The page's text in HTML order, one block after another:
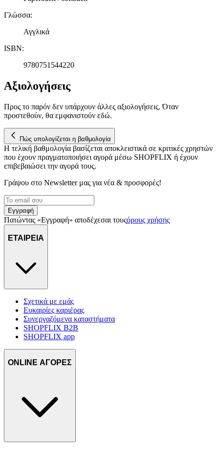
δικτύωσης, διαφημίσεων και ανάλυσης.
Γλώσσα:
Αγγλικά
ISBN:
9780751544220
Αξιολογήσεις
Προς το παρόν δεν υπάρχουν άλλες αξιολογήσεις. Όταν
προστεθούν, θα εμφανιστούν εδώ.
Πώς υπολογίζεται η βαθμολογία
Η τελική βαθμολογία βασίζεται αποκλειστικά σε κριτικές χρηστών
που έχουν πραγματοποιήσει αγορά μέσω SHOPFLIX ή έχουν
επιβεβαιώσει την αγορά τους.
Γράψου στο Νewsletter μας για νέα & προσφορές!
Εγγραφή
Πατώντας «Εγγραφή» αποδέχεσαι τουςόρους χρήσης
ΕΤΑΙΡΕΙΑ
Σχετικά με εμάς
Ευκαιρίες καριέρας
Συνεργαζόμενα καταστήματα
SHOPFLIX B2B
SHOPFLIX app
ONLINE ΑΓΟΡΕΣ